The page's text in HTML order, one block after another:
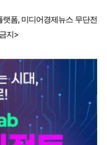
폼, 미디어경제뉴스 무단전
지>